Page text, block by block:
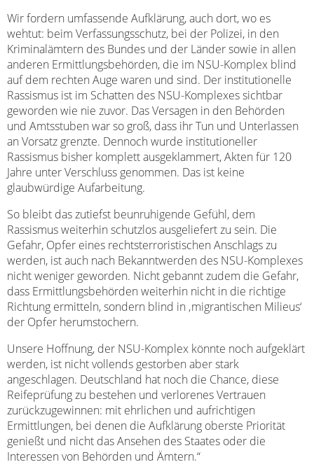
Wir fordern umfassende Aufklärung, auch dort, wo es
wehtut: beim Verfassungsschutz, bei der Polizei, in den
Kriminalämtern des Bundes und der Länder sowie in allen
anderen Ermittlungsbehörden, die im NSU-Komplex blind
auf dem rechten Auge waren und sind. Der institutionelle
Rassismus ist im Schatten des NSU-Komplexes sichtbar
geworden wie nie zuvor. Das Versagen in den Behörden
und Amtsstuben war so groß, dass ihr Tun und Unterlassen
an Vorsatz grenzte. Dennoch wurde institutioneller
Rassismus bisher komplett ausgeklammert, Akten für 120
Jahre unter Verschluss genommen. Das ist keine
glaubwürdige Aufarbeitung.
So bleibt das zutiefst beunruhigende Gefühl, dem
Rassismus weiterhin schutzlos ausgeliefert zu sein. Die
Gefahr, Opfer eines rechtsterroristischen Anschlags zu
werden, ist auch nach Bekanntwerden des NSU-Komplexes
nicht weniger geworden. Nicht gebannt zudem die Gefahr,
dass Ermittlungsbehörden weiterhin nicht in die richtige
Richtung ermitteln, sondern blind in ‚migrantischen Milieus‘
der Opfer herumstochern.
Unsere Hoffnung, der NSU-Komplex könnte noch aufgeklärt
werden, ist nicht vollends gestorben aber stark
angeschlagen. Deutschland hat noch die Chance, diese
Reifeprüfung zu bestehen und verlorenes Vertrauen
zurückzugewinnen: mit ehrlichen und aufrichtigen
Ermittlungen, bei denen die Aufklärung oberste Priorität
genießt und nicht das Ansehen des Staates oder die
Interessen von Behörden und Ämtern.“